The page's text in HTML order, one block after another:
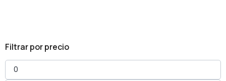
Filtrar por precio